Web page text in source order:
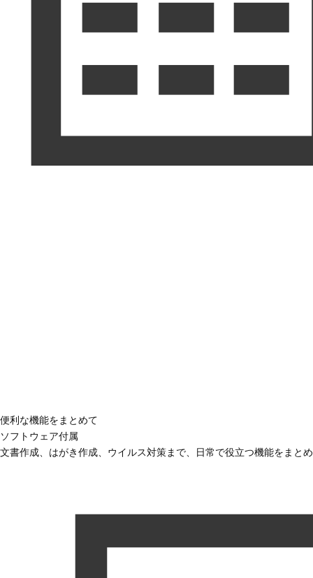
便利な機能をまとめて
ソフトウェア付属
文書作成、はがき作成、ウイルス対策まで、日常で役立つ機能をまと